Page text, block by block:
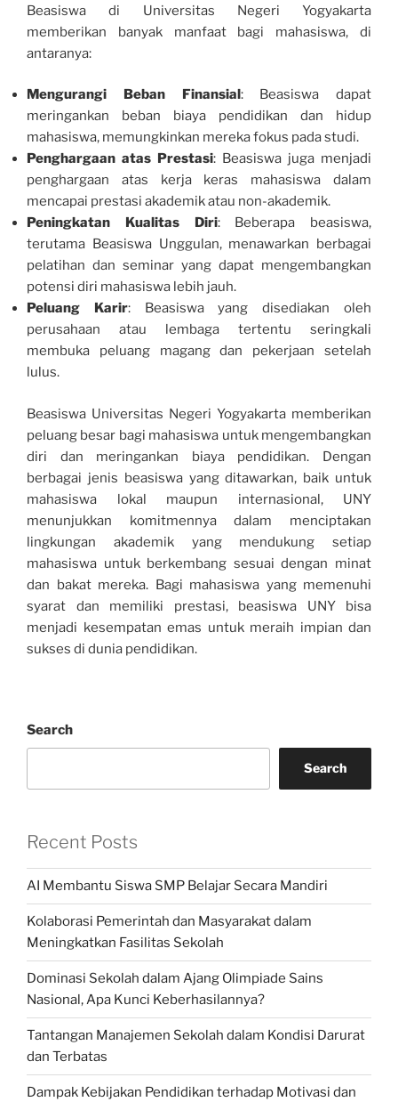
Beasiswa di Universitas Negeri Yogyakarta
memberikan banyak manfaat bagi mahasiswa, di
antaranya:
Mengurangi Beban Finansial: Beasiswa dapat
meringankan beban biaya pendidikan dan hidup
mahasiswa, memungkinkan mereka fokus pada studi.
Penghargaan atas Prestasi: Beasiswa juga menjadi
penghargaan atas kerja keras mahasiswa dalam
mencapai prestasi akademik atau non-akademik.
Peningkatan Kualitas Diri: Beberapa beasiswa,
terutama Beasiswa Unggulan, menawarkan berbagai
pelatihan dan seminar yang dapat mengembangkan
potensi diri mahasiswa lebih jauh.
Peluang Karir: Beasiswa yang disediakan oleh
perusahaan atau lembaga tertentu seringkali
membuka peluang magang dan pekerjaan setelah
lulus.
Beasiswa Universitas Negeri Yogyakarta memberikan
peluang besar bagi mahasiswa untuk mengembangkan
diri dan meringankan biaya pendidikan. Dengan
berbagai jenis beasiswa yang ditawarkan, baik untuk
mahasiswa lokal maupun internasional, UNY
menunjukkan komitmennya dalam menciptakan
lingkungan akademik yang mendukung setiap
mahasiswa untuk berkembang sesuai dengan minat
dan bakat mereka. Bagi mahasiswa yang memenuhi
syarat dan memiliki prestasi, beasiswa UNY bisa
menjadi kesempatan emas untuk meraih impian dan
sukses di dunia pendidikan.
Search
Search
Recent Posts
AI Membantu Siswa SMP Belajar Secara Mandiri
Kolaborasi Pemerintah dan Masyarakat dalam
Meningkatkan Fasilitas Sekolah
Dominasi Sekolah dalam Ajang Olimpiade Sains
Nasional, Apa Kunci Keberhasilannya?
Tantangan Manajemen Sekolah dalam Kondisi Darurat
dan Terbatas
Dampak Kebijakan Pendidikan terhadap Motivasi dan